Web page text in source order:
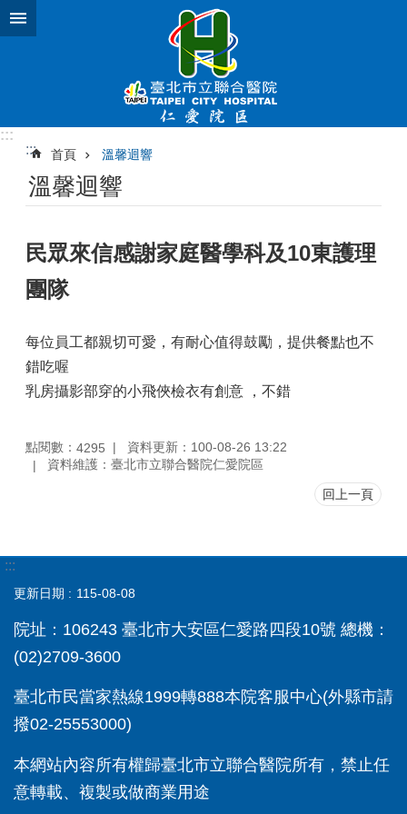
跳到主要內容區塊
:::
:::
首頁 溫馨迴響
溫馨迴響
民眾來信感謝家庭醫學科及10東護理
團隊
每位員工都親切可愛，有耐心值得鼓勵，提供餐點也不
錯吃喔
乳房攝影部穿的小飛俠檢衣有創意 ，不錯
點閱數： 4295
資料更新：100-08-26 13:22
資料維護：臺北市立聯合醫院仁愛院區
回上一頁
:::
更新日期 115-08-08
院址：106243 臺北市大安區仁愛路四段10號 總機：
(02)2709-3600
臺北市民當家熱線1999轉888本院客服中心(外縣市請
撥02-25553000)
本網站內容所有權歸臺北市立聯合醫院所有，禁止任
意轉載、複製或做商業用途